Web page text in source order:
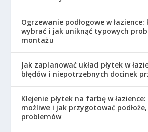
Ogrzewanie podłogowe w
wybrać i jak uniknąć typowych
montażu
Jak zaplanować układ płytek w
błędów i niepotrzebnych docinek
Klejenie płytek na farbę w
możliwe i jak przygotować
problemów